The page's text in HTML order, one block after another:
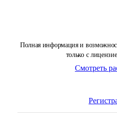
Полная информация и
только с
Смотреть